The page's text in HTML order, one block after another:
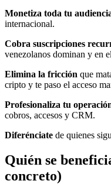
Monetiza toda tu
internacional.
Cobra suscripciones
venezolanos dominan y en
Elimina la fricción que
cripto y te paso el acceso
Profesionaliza tu
cobros, accesos y CRM.
Diferénciate de quienes
Quién se
concreto)